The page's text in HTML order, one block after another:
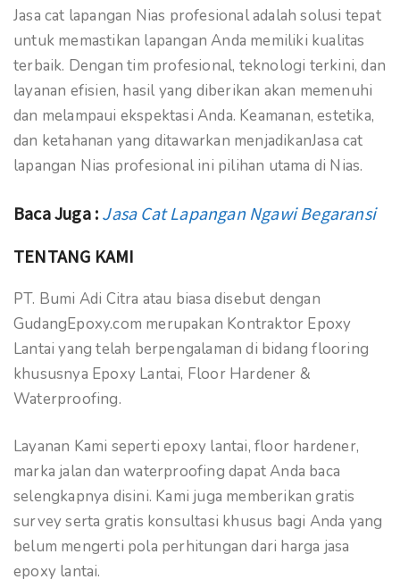
Jasa cat lapangan Nias profesional adalah solusi tepat
untuk memastikan lapangan Anda memiliki kualitas
terbaik. Dengan tim profesional, teknologi terkini, dan
layanan efisien, hasil yang diberikan akan memenuhi
dan melampaui ekspektasi Anda. Keamanan, estetika,
dan ketahanan yang ditawarkan menjadikanJasa cat
lapangan Nias profesional ini pilihan utama di Nias.
Baca Juga : Jasa Cat Lapangan Ngawi Begaransi
TENTANG KAMI
PT. Bumi Adi Citra atau biasa disebut dengan
GudangEpoxy.com merupakan Kontraktor Epoxy
Lantai yang telah berpengalaman di bidang flooring
khususnya Epoxy Lantai, Floor Hardener &
Waterproofing.
Layanan Kami seperti epoxy lantai, floor hardener,
marka jalan dan waterproofing dapat Anda baca
selengkapnya disini. Kami juga memberikan gratis
survey serta gratis konsultasi khusus bagi Anda yang
belum mengerti pola perhitungan dari harga jasa
epoxy lantai.